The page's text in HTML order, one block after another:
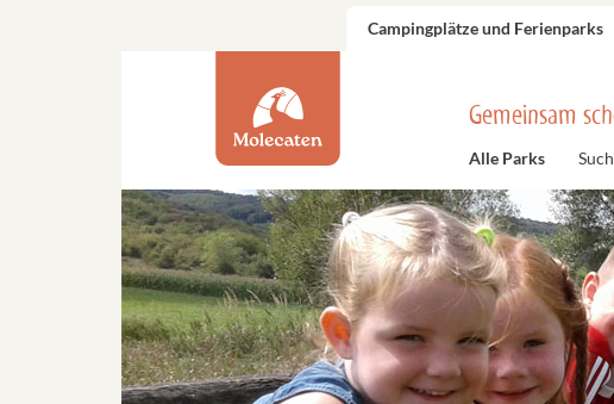
Campingplätze und Ferienparks
Gemeinsam
Alle Parks